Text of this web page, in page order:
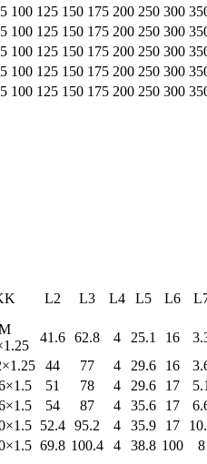
100 125 150 175 200 250 300
100 125 150 175 200 250 300
100 125 150 175 200 250 300
100 125 150 175 200 250 300
100 125 150 175 200 250 300
L2 L3 L4 L5 L6
41.6 62.8 4 25.1 16
44 77 4 29.6 16
51 78 4 29.6 17 5.1
54 87 4 35.6 17
52.4 95.2 4 35.9 17
69.8 100.4 4 38.8 100 8